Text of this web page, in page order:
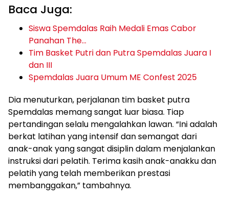
Baca Juga:
Siswa Spemdalas Raih Medali Emas Cabor
Panahan The…
Tim Basket Putri dan Putra Spemdalas Juara I
dan III
Spemdalas Juara Umum ME Confest 2025
Dia menuturkan, perjalanan tim basket putra
Spemdalas memang sangat luar biasa. Tiap
pertandingan selalu mengalahkan lawan. “Ini adalah
berkat latihan yang intensif dan semangat dari
anak-anak yang sangat disiplin dalam menjalankan
instruksi dari pelatih. Terima kasih anak-anakku dan
pelatih yang telah memberikan prestasi
membanggakan,” tambahnya.